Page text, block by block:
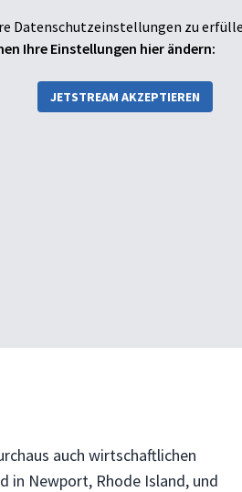
Datenschutzeinstellungen zu
Ihre Einstellungen hier ändern:
JETSTREAM AKZEPTIEREN
auch wirtschaftlichen
in Newport, Rhode Island, und